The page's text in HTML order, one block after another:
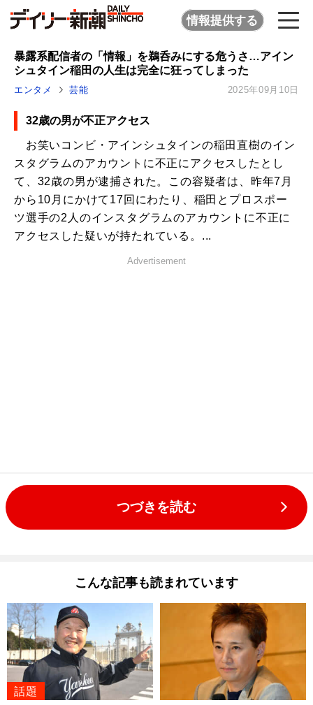
情報提供する
暴露系配信者の「情報」を鵜呑みにする危うさ…アイン
シュタイン稲田の人生は完全に狂ってしまった
エンタメ 芸能 2025年09月10日
32歳の男が不正アクセス
お笑いコンビ・アインシュタインの稲田直樹のイン
スタグラムのアカウントに不正にアクセスしたとし
て、32歳の男が逮捕された。この容疑者は、昨年7月
から10月にかけて17回にわたり、稲田とプロスポー
ツ選手の2人のインスタグラムのアカウントに不正に
アクセスした疑いが持たれている。...
Advertisement
つづきを読む
こんな記事も読まれています
話題